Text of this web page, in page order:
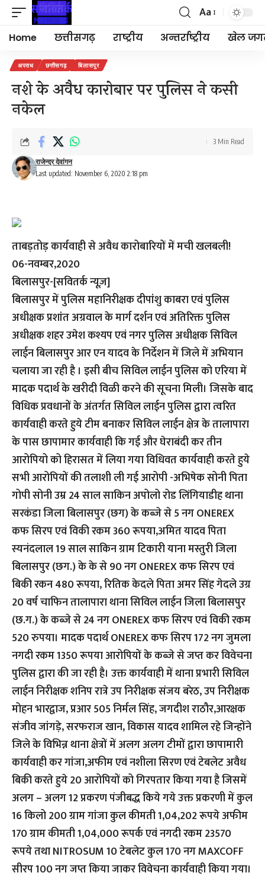
Font
Resizer
Aa
Home छत्तीसगढ़ राष्ट्रीय अन्तर्राष्ट्रीय खेल
अपराध छत्तीसगढ़ बिलासपुर
नशे के अवैध कारोबार पर पुलिस ने कसी
नकेल
Last updated: November 6, 2020 2:18 pm
राजेन्द्र देवांगन
3 Min Read
ताबड़तोड़ कार्यवाही से अवैध कारोबारियों में मची खलबली!
06-नवम्बर,2020
बिलासपुर-[सवितर्क न्यूज़]
बिलासपुर में पुलिस महानिरीक्षक दीपांशु काबरा एवं पुलिस
अधीक्षक प्रशांत अग्रवाल के मार्ग दर्शन एवं अतिरिक्त पुलिस
अधीक्षक शहर उमेश कश्यप एवं नगर पुलिस अधीक्षक सिविल
लाईन बिलासपुर आर एन यादव के निर्देशन में जिले में अभियान
चलाया जा रही है । इसी बीच सिविल लाईन पुलिस को एरिया में
मादक पदार्थ के खरीदी विळी करने की सूचना मिली। जिसके बाद
विधिक प्रवधानों के अंतर्गत सिविल लाईन पुलिस द्वारा त्वरित
कार्यवाही करते हुये टीम बनाकर सिविल लाईन क्षेत्र के तालापारा
के पास छापामार कार्यवाही कि गई और घेराबंदी कर तीन
आरोपियो को हिरासत में लिया गया विधिवत कार्यवाही करते हुये
सभी आरोपियों की तलाशी ली गई आरोपी -अभिषेक सोनी पिता
गोपी सोनी उम्र 24 साल साकिन अपोलो रोड लिंगियाडीह थाना
सरकंडा जिला बिलासपुर (छग) के कब्जे से 5 नग ONEREX
कफ सिरप एवं विकी रकम 360 रूपया,अमित यादव पिता
स्यनंदलाल 19 साल साकिन ग्राम टिकारी याना मस्तुरी जिला
बिलासपुर (छग.) के के से 90 नग ONEREX कफ सिरप एवं
बिकी रकन 480 रूपया, रितिक केदले पिता अमर सिंह गेदले उग्र
20 वर्ष चाफिन तालापारा थाना सिविल लाईन जिला बिलासपुर
(छ.ग.) के कब्जे से 24 नग ONEREX कफ सिरप एवं विकी रकम
520 रुपया। मादक पदार्थ ONEREX कफ सिरप 172 नग जुमला
नगदी रकम 1350 रूपया आरोपियों के कब्जे से जप्त कर विवेचना
पुलिस द्वारा की जा रही है। उक्त कार्यवाही में थाना प्रभारी सिविल
लाईन निरीक्षक शनिप रात्रे उप निरीक्षक संजय बरेठ, उप निरीक्षक
मोहन भारद्वाज, प्रआर 505 निर्मल सिंह, जगदीश राठौर,आरक्षक
संजीव जांगड़े, सरफराज खान, विकास यादव शामिल रहे जिन्होंने
जिले के विभिन्न थाना क्षेत्रों में अलग अलग टीमों द्वारा छापामारी
कार्यवाही कर गांजा,अफीम एवं नशीला सिरण एवं टेबलेट अवैध
बिकी करते हुये 20 आरोपियों को गिरपतार किया गया है जिसमें
अलग – अलग 12 प्रकरण पंजीबद्ध किये गये उक्त प्रकरणी में कुल
16 किलो 200 ग्राम गांजा कुल कीमती 1,04,202 रूपये अफीम
170 ग्राम कीमती 1,04,000 रूपर्क एवं नगदी रकम 23570
रूपये तथा NITROSUM 10 टेबलेट कुल 170 नग MAXCOFF
सीरप 100 नग जप्त किया जाकर विवेचना कार्यवाही किया गया।